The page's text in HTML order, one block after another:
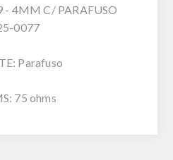
- 4MM C/ PARAFUSO
0077
Parafuso
75 ohms